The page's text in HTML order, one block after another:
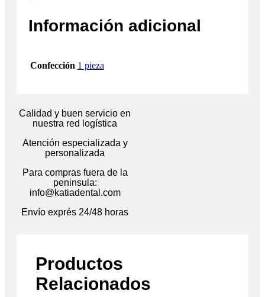
Información adicional
Confección 1 pieza
Calidad y buen servicio en
nuestra red logística
Atención especializada y
personalizada
Para compras fuera de la
peninsula:
info@katiadental.com
Envío exprés 24/48 horas
Productos
Relacionados